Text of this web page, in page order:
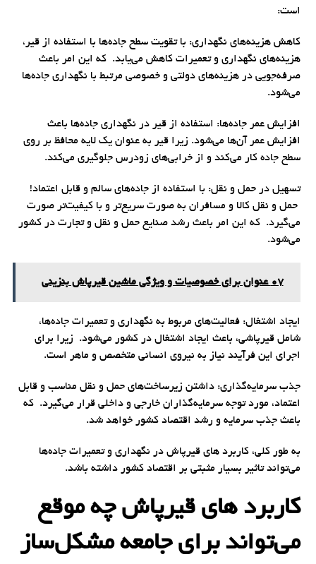
است:
کاهش هزینه‌های نگهداری: با تقویت سطح جاده‌ها با استفاده از قیر،
هزینه‌های نگهداری و تعمیرات کاهش می‌یابد. که این امر باعث
صرفه‌جویی در هزینه‌های دولتی و خصوصی مرتبط با نگهداری جاده‌ها
می‌شود.
افزایش عمر جاده‌ها: استفاده از قیر در نگهداری جاده‌ها باعث
افزایش عمر آن‌ها می‌شود. زیرا قیر به عنوان یک لایه محافظ بر روی
سطح جاده کار می‌کند و از خرابی‌های زودرس جلوگیری می‌کند.
تسهیل در حمل و نقل: با استفاده از جاده‌های سالم و قابل اعتماد!
حمل و نقل کالا و مسافران به صورت سریع‌تر و با کیفیت‌تر صورت
می‌گیرد. که این امر باعث رشد صنایع حمل و نقل و تجارت در کشور
می‌شود.
07 عنوان برای خصوصیات و ویژگی‌ ماشین قیرپاش بنزینی
ایجاد اشتغال: فعالیت‌های مربوط به نگهداری و تعمیرات جاده‌ها،
شامل قیرپاشی، باعث ایجاد اشتغال در کشور می‌شود. زیرا برای
اجرای این فرآیند نیاز به نیروی انسانی متخصص و ماهر است.
جذب سرمایه‌گذاری: داشتن زیرساخت‌های حمل و نقل مناسب و قابل
اعتماد، مورد توجه سرمایه‌گذاران خارجی و داخلی قرار می‌گیرد. که
باعث جذب سرمایه و رشد اقتصاد کشور خواهد شد.
به طور کلی، کاربرد های قیرپاش در نگهداری و تعمیرات جاده‌ها
می‌تواند تاثیر بسیار مثبتی بر اقتصاد کشور داشته باشد.
کاربرد های قیرپاش چه موقع
می‌تواند برای جامعه مشکل‌ساز